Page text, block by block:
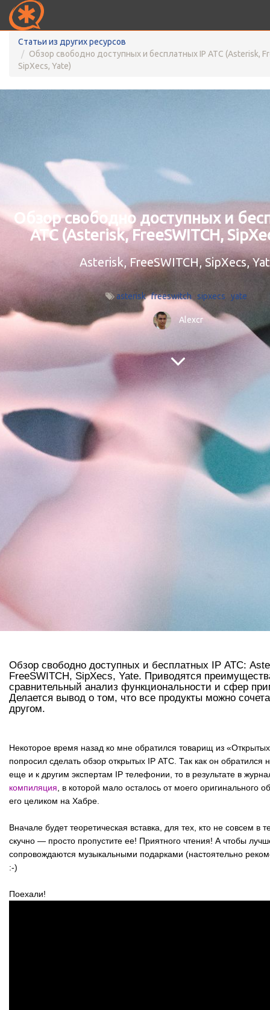
Статьи из других ресурсов
Обзор свободно доступных и бесплатных IP АТС (Asterisk,
SipXecs, Yate)
Обзор свободно доступных и
АТС (Asterisk, FreeSWITCH,
Asterisk, FreeSWITCH, SipXecs,
asterisk freeswitch sipxecs yate
Alexcr
Обзор свободно доступных и бесплатных IP АТС:
FreeSWITCH, SipXecs, Yate. Приводятся
сравнительный анализ функциональности и сфер
Делается вывод о том, что все продукты можно
другом.
Некоторое время назад ко мне обратился товарищ из
попросил сделать обзор открытых IP АТС. Так как он обратился
еще и к другим экспертам IP телефонии, то в результате в
компиляция , в которой мало осталось от моего оригинального
его целиком на Хабре.
Вначале будет теоретическая вставка, для тех, кто не совсем в
скучно — просто пропустите ее! Приятного чтения! А чтобы
сопровождаются музыкальными подарками (настоятельно
:-)
Поехали!